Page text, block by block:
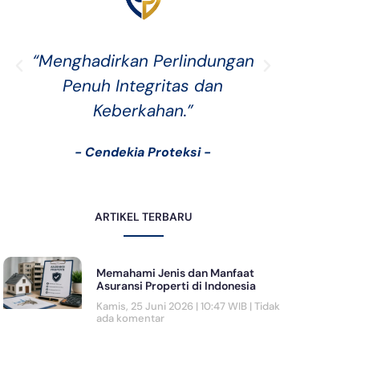
“Menghadirkan Perlindungan
Penuh Integritas dan
Keberkahan.”
- Cendekia Proteksi -
ARTIKEL TERBARU
Memahami Jenis dan Manfaat
Asuransi Properti di Indonesia
Kamis, 25 Juni 2026 | 10:47 WIB Tidak
ada komentar